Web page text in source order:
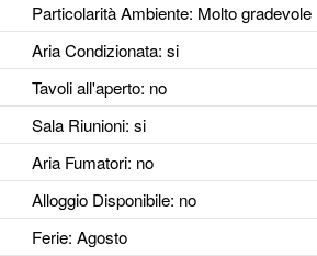
Particolarità Ambiente: Molto gradevole
Aria Condizionata: si
Tavoli all'aperto: no
Sala Riunioni: si
Aria Fumatori: no
Alloggio Disponibile: no
Ferie: Agosto